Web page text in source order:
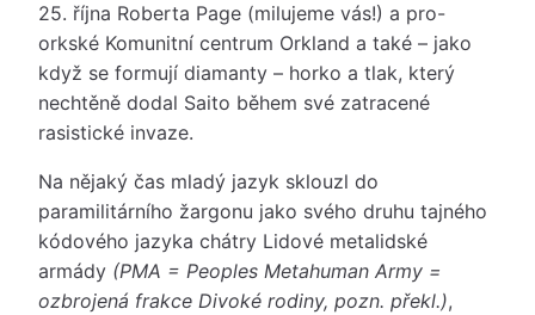
25. října Roberta Page (milujeme vás!) a pro-
orkské Komunitní centrum Orkland a také – jako
když se formují diamanty – horko a tlak, který
nechtěně dodal Saito během své zatracené
rasistické invaze.
Na nějaký čas mladý jazyk sklouzl do
paramilitárního žargonu jako svého druhu tajného
kódového jazyka chátry Lidové metalidské
armády (PMA = Peoples Metahuman Army =
ozbrojená frakce Divoké rodiny, pozn. překl.),